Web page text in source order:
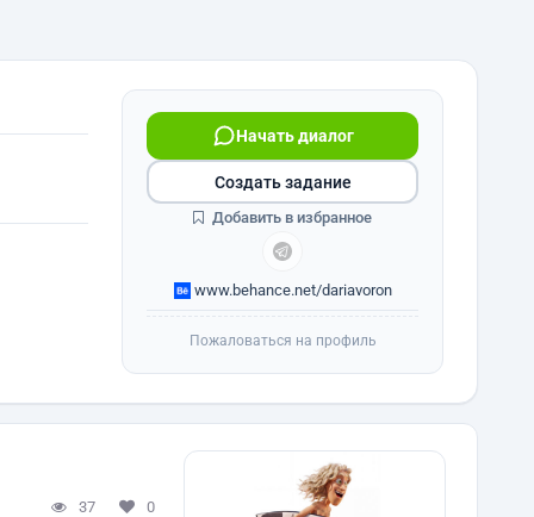
Начать диалог
www.behance.net/dariavoron
Создать задание
Добавить в избранное
Пожаловаться на профиль
37 0